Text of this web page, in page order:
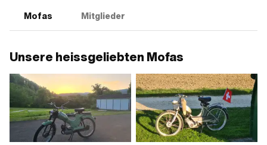
Mofas Mitglieder
Unsere heissgeliebten Mofas